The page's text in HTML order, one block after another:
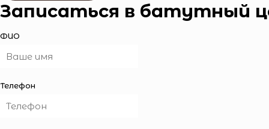
Записаться в батутный
ФИО
Телефон